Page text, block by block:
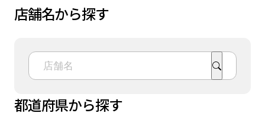
店舗名から探す
都道府県から探す